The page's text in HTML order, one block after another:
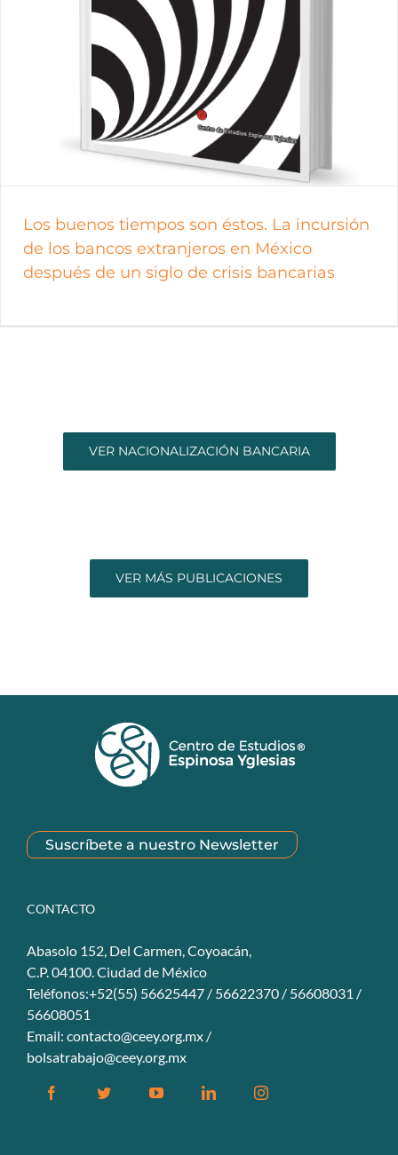
Los buenos tiempos son éstos. La incursión
de los bancos extranjeros en México
después de un siglo de crisis bancarias
VER NACIONALIZACIÓN BANCARIA
VER MÁS PUBLICACIONES
Suscríbete a nuestro Newsletter
CONTACTO
Abasolo 152, Del Carmen, Coyoacán,
C.P. 04100. Ciudad de México
Teléfonos:+52(55) 56625447 / 56622370 / 56608031 /
56608051
Email: contacto@ceey.org.mx /
bolsatrabajo@ceey.org.mx
FacebookTwitter YouTubeLinkedinInstagram